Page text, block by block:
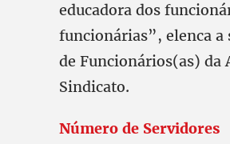
educadora dos
funcionárias”, elenca a
de Funcionários(as) da
Sindicato.
Número de Servidores